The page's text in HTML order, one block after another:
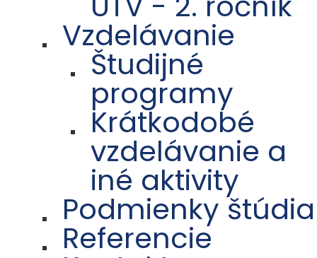
Vzdelávanie
Študijné
programy
Krátkodobé
vzdelávanie a
iné aktivity
Podmienky štúdia
Referencie